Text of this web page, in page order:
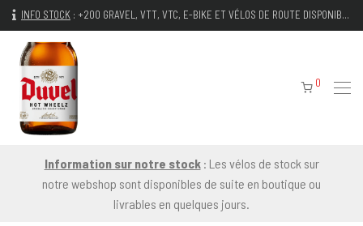
INFO STOCK : +200 GRAVEL, VTT, VTC, E-BIKE ET VÉLOS DE ROUTE DISPONIBLES IMMÉDIATEMENT
0
Information sur notre stock: Les vélos de stock sur
notre webshop sont disponibles de suite en boutique ou
livrables en quelques jours.